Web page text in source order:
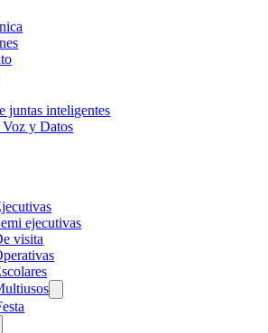
juntas inteligentes
Voz y Datos
ejecutivas
visita